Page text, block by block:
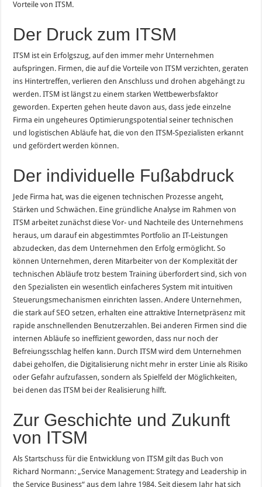
Vorteile von ITSM.
Der Druck zum ITSM
ITSM ist ein Erfolgszug, auf den immer mehr Unternehmen
aufspringen. Firmen, die auf die Vorteile von ITSM verzichten, geraten
ins Hintertreffen, verlieren den Anschluss und drohen abgehängt zu
werden. ITSM ist längst zu einem starken Wettbewerbsfaktor
geworden. Experten gehen heute davon aus, dass jede einzelne
Firma ein ungeheures Optimierungspotential seiner technischen
und logistischen Abläufe hat, die von den ITSM-Spezialisten erkannt
und gefördert werden können.
Der individuelle Fußabdruck
Jede Firma hat, was die eigenen technischen Prozesse angeht,
Stärken und Schwächen. Eine gründliche Analyse im Rahmen von
ITSM arbeitet zunächst diese Vor- und Nachteile des Unternehmens
heraus, um darauf ein abgestimmtes Portfolio an IT-Leistungen
abzudecken, das dem Unternehmen den Erfolg ermöglicht. So
können Unternehmen, deren Mitarbeiter von der Komplexität der
technischen Abläufe trotz bestem Training überfordert sind, sich von
den Spezialisten ein wesentlich einfacheres System mit intuitiven
Steuerungsmechanismen einrichten lassen. Andere Unternehmen,
die stark auf SEO setzen, erhalten eine attraktive Internetpräsenz mit
rapide anschnellenden Benutzerzahlen. Bei anderen Firmen sind die
internen Abläufe so ineffizient geworden, dass nur noch der
Befreiungsschlag helfen kann. Durch ITSM wird dem Unternehmen
dabei geholfen, die Digitalisierung nicht mehr in erster Linie als Risiko
oder Gefahr aufzufassen, sondern als Spielfeld der Möglichkeiten,
bei denen das ITSM bei der Realisierung hilft.
Zur Geschichte und Zukunft
von ITSM
Als Startschuss für die Entwicklung von ITSM gilt das Buch von
Richard Normann: „Service Management: Strategy and Leadership in
the Service Business“ aus dem Jahre 1984. Seit diesem Jahr hat sich